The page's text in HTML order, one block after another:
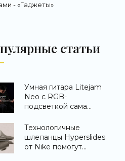
- «Гаджеты»
статьи
Умная гитара Litejam
Neo с RGB-
подсветкой сама
«Гаджеты»
Технологичные
шлепанцы Hyperslides
от Nike помогут